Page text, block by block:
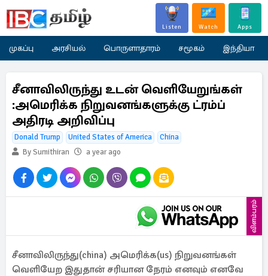
Listen Watch Apps
முகப்பு அரசியல் பொருளாதாரம் சமூகம் இந்தியா
சீனாவிலிருந்து உடன் வெளியேறுங்கள்
:அமெரிக்க நிறுவனங்களுக்கு ட்ரம்ப்
அதிரடி அறிவிப்பு
Donald Trump United States of America
China
By Sumithiran
a year ago
விளம்பரம்
சீனாவிலிருந்து(china) அமெரிக்க(us) நிறுவனங்கள்
வெளியேற இதுதான் சரியான நேரம் எனவும் எனவே